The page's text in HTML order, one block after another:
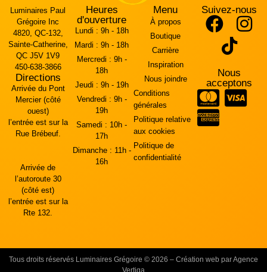
Luminaires Paul
Grégoire Inc
4820, QC-132,
Sainte-Catherine,
QC J5V 1V9
450-638-3866
Directions
Arrivée du Pont
Mercier (côté
ouest)
l’entrée est sur la
Rue Brébeuf.
Arrivée de
l’autoroute 30
(côté est)
l’entrée est sur la
Rte 132.
Heures
d'ouverture
Lundi : 9h - 18h
Mardi : 9h - 18h
Mercredi : 9h -
18h
Jeudi : 9h - 19h
Vendredi : 9h -
19h
Samedi : 10h -
17h
Dimanche : 11h -
16h
Menu
À propos
Boutique
Carrière
Inspiration
Nous joindre
Conditions
générales
Politique relative
aux cookies
Politique de
confidentialité
Suivez-nous
Nous
acceptons
Tous droits réservés Luminaires Grégoire © 2026 – Création web par Agence